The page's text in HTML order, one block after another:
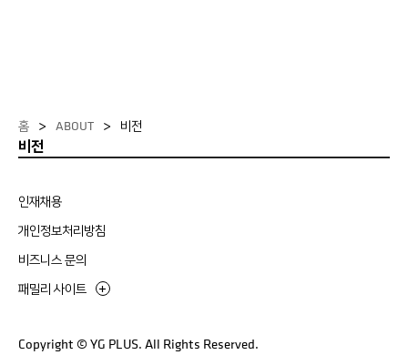
홈 ABOUT 비전
비전
Copyright © YG PLUS. All Rights Reserved.
인재채용
개인정보처리방침
비즈니스 문의
패밀리 사이트